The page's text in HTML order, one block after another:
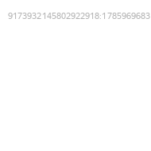
9173932145802922918:1785969683